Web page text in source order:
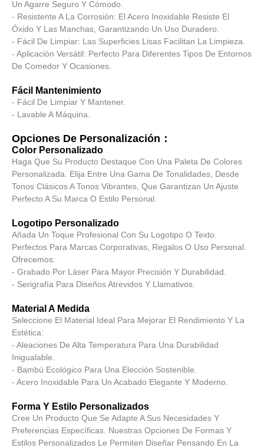
Un Agarre Seguro Y Cómodo.
- Resistente A La Corrosión: El Acero Inoxidable Resiste El
Óxido Y Las Manchas, Garantizando Un Uso Duradero.
- Fácil De Limpiar: Las Superficies Lisas Facilitan La Limpieza.
- Aplicación Versátil: Perfecto Para Diferentes Tipos De Entornos
De Comedor Y Ocasiones.
Fácil Mantenimiento
- Fácil De Limpiar Y Mantener.
- Lavable A Máquina.
Opciones De Personalización：
Color Personalizado
Haga Que Su Producto Destaque Con Una Paleta De Colores
Personalizada. Elija Entre Una Gama De Tonalidades, Desde
Tonos Clásicos A Tonos Vibrantes, Que Garantizan Un Ajuste
Perfecto A Su Marca O Estilo Personal.
Logotipo Personalizado
Añada Un Toque Profesional Con Su Logotipo O Texto.
Perfectos Para Marcas Corporativas, Regalos O Uso Personal.
Ofrecemos:
- Grabado Por Láser Para Mayor Precisión Y Durabilidad.
- Serigrafía Para Diseños Atrevidos Y Llamativos.
Material A Medida
Seleccione El Material Ideal Para Mejorar El Rendimiento Y La
Estética:
- Aleaciones De Alta Temperatura Para Una Durabilidad
Inigualable.
- Bambú Ecológico Para Una Elección Sostenible.
- Acero Inoxidable Para Un Acabado Elegante Y Moderno.
Forma Y Estilo Personalizados
Cree Un Producto Que Se Adapte A Sus Necesidades Y
Preferencias Específicas. Nuestras Opciones De Formas Y
Estilos Personalizados Le Permiten Diseñar Pensando En La